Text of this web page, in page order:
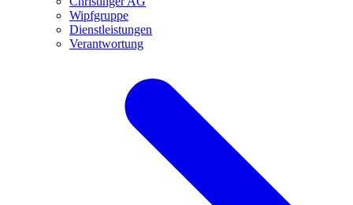
Wipfgruppe
Dienstleistungen
Verantwortung